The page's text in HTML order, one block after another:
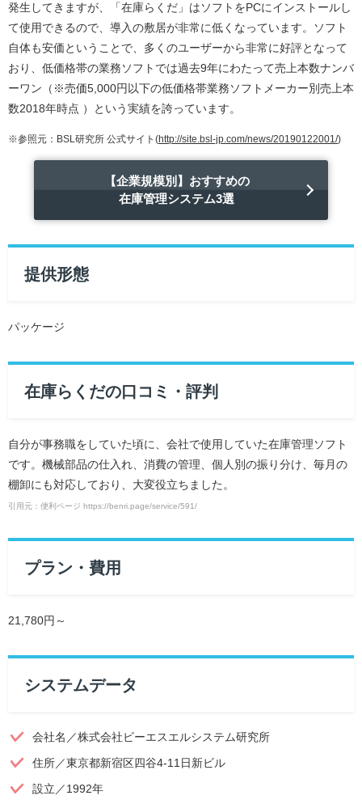
発生してきますが、「在庫らくだ」はソフトをPCにインストールし
て使用できるので、導入の敷居が非常に低くなっています。ソフト
自体も安価ということで、多くのユーザーから非常に好評となって
おり、低価格帯の業務ソフトでは過去9年にわたって売上本数ナンバ
ーワン（※売価5,000円以下の低価格帯業務ソフトメーカー別売上本
数2018年時点 ）という実績を誇っています。
※参照元：BSL研究所 公式サイト(http://site.bsl-jp.com/news/20190122001/)
【企業規模別】おすすめの
在庫管理システム3選
提供形態
パッケージ
在庫らくだの口コミ・評判
自分が事務職をしていた頃に、会社で使用していた在庫管理ソフト
です。機械部品の仕入れ、消費の管理、個人別の振り分け、毎月の
棚卸にも対応しており、大変役立ちました。
引用元：便利ページ https://benri.page/service/591/
プラン・費用
21,780円～
システムデータ
会社名／株式会社ビーエスエルシステム研究所
住所／東京都新宿区四谷4-11日新ビル
設立／1992年